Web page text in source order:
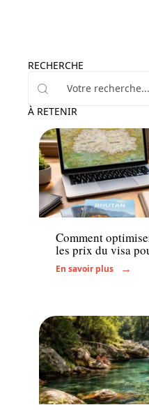
RECHERCHE
À RETENIR
Administratif
Comment
les prix du visa
En savoir plus
Actu